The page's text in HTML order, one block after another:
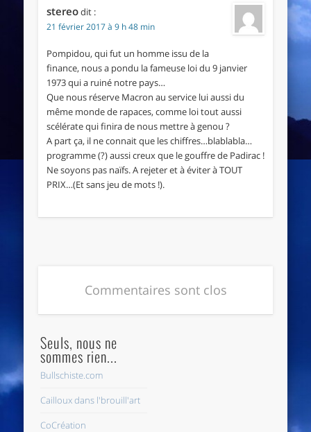
stereodit :
21 février 2017 à 9 h 48 min
Pompidou, qui fut un homme issu de la
finance, nous a pondu la fameuse loi du 9 janvier
1973 qui a ruiné notre pays…
Que nous réserve Macron au service lui aussi du
même monde de rapaces, comme loi tout aussi
scélérate qui finira de nous mettre à genou ?
A part ça, il ne connait que les chiffres…blablabla…
programme (?) aussi creux que le gouffre de Padirac !
Ne soyons pas naïfs. A rejeter et à éviter à TOUT
PRIX…(Et sans jeu de mots !).
Commentaires sont clos
Seuls, nous ne
sommes rien...
Bullschiste.com
Cailloux dans l'brouill'art
CoCréation